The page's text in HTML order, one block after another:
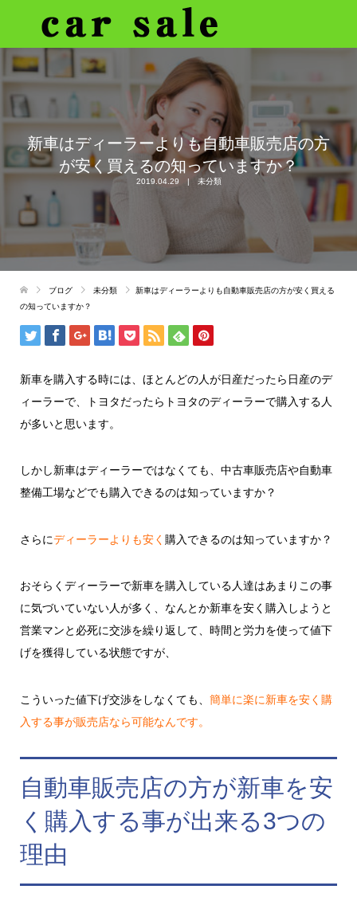
新車はディーラーよりも自動車販売店の方
が安く買えるの知っていますか？
2019.04.29 未分類
ブログ 未分類
新車はディーラーよりも自動車販売店の方が安く買える
の知っていますか？
新車を購入する時には、ほとんどの人が日産だったら日産のデ
ィーラーで、トヨタだったらトヨタのディーラーで購入する人
が多いと思います。
しかし新車はディーラーではなくても、中古車販売店や自動車
整備工場などでも購入できるのは知っていますか？
さらにディーラーよりも安く 購入できるのは知っていますか？
おそらくディーラーで新車を購入している人達はあまりこの事
に気づいていない人が多く、なんとか新車を安く購入しようと
営業マンと必死に交渉を繰り返して、時間と労力を使って値下
げを獲得している状態ですが、
こういった値下げ交渉をしなくても、 簡単に楽に新車を安く購
入する事が販売店なら可能なんです。
自動車販売店の方が新車を安
く購入する事が出来る3つの
理由